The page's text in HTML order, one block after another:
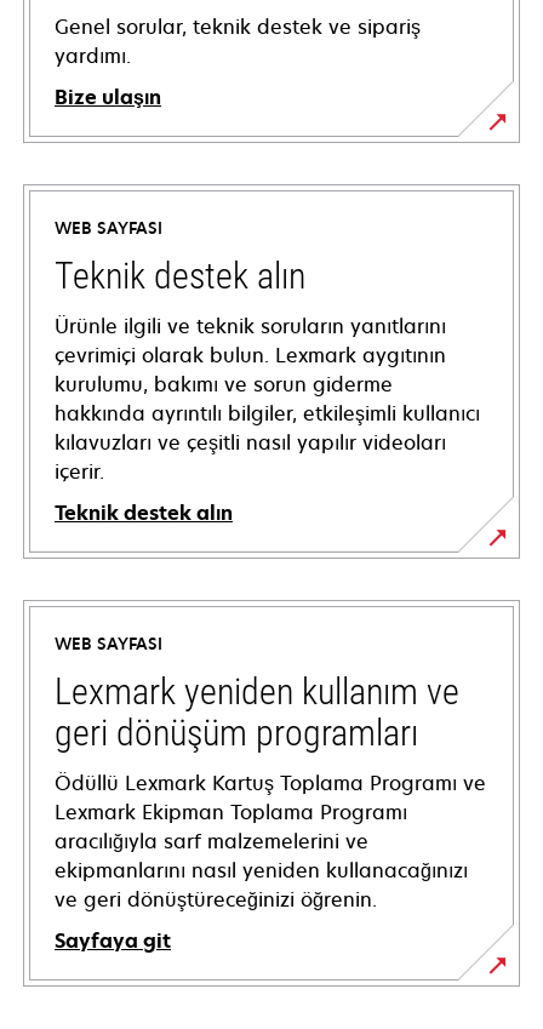
Genel sorular, teknik destek ve sipariş
yardımı.
Bize ulaşın
WEB SAYFASI
Teknik destek alın
Ürünle ilgili ve teknik soruların yanıtlarını
çevrimiçi olarak bulun. Lexmark aygıtının
kurulumu, bakımı ve sorun giderme
hakkında ayrıntılı bilgiler, etkileşimli kullanıcı
kılavuzları ve çeşitli nasıl yapılır videoları
içerir.
Teknik destek alın
opens
in
new
tab
WEB SAYFASI
Lexmark yeniden kullanım ve
geri dönüşüm programları
Ödüllü Lexmark Kartuş Toplama Programı ve
Lexmark Ekipman Toplama Programı
aracılığıyla sarf malzemelerini ve
ekipmanlarını nasıl yeniden kullanacağınızı
ve geri dönüştüreceğinizi öğrenin.
Sayfaya git